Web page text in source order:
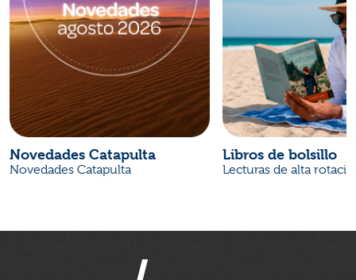
Novedades Catapulta
Novedades Catapulta
Libros de bolsillo
Lecturas de alta